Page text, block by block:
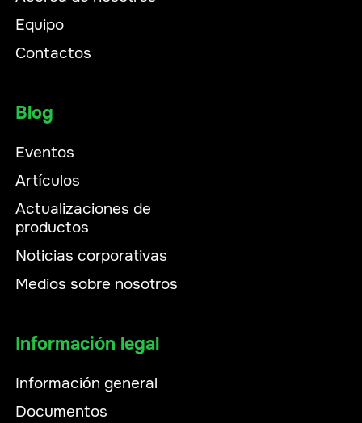
Equipo
Contactos
Blog
Eventos
Artículos
Actualizaciones de
productos
Noticias corporativas
Medios sobre nosotros
Información legal
Información general
Documentos